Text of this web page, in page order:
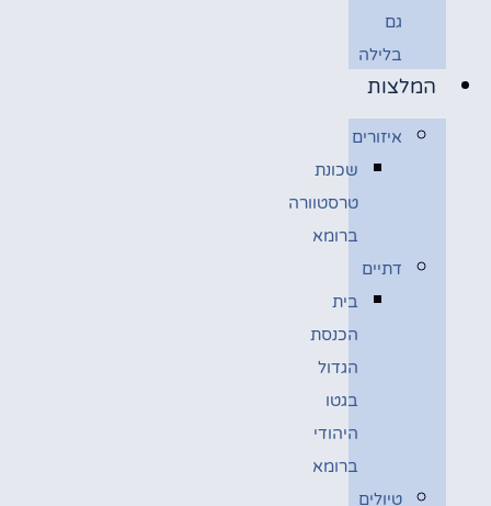
גם
בלילה
המלצות
איזורים
שכונת
טרסטוורה
ברומא
דתיים
בית
הכנסת
הגדול
בגטו
היהודי
ברומא
טיולים